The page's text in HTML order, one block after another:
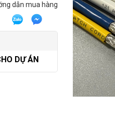
dẫn mua hàng
DỰ ÁN